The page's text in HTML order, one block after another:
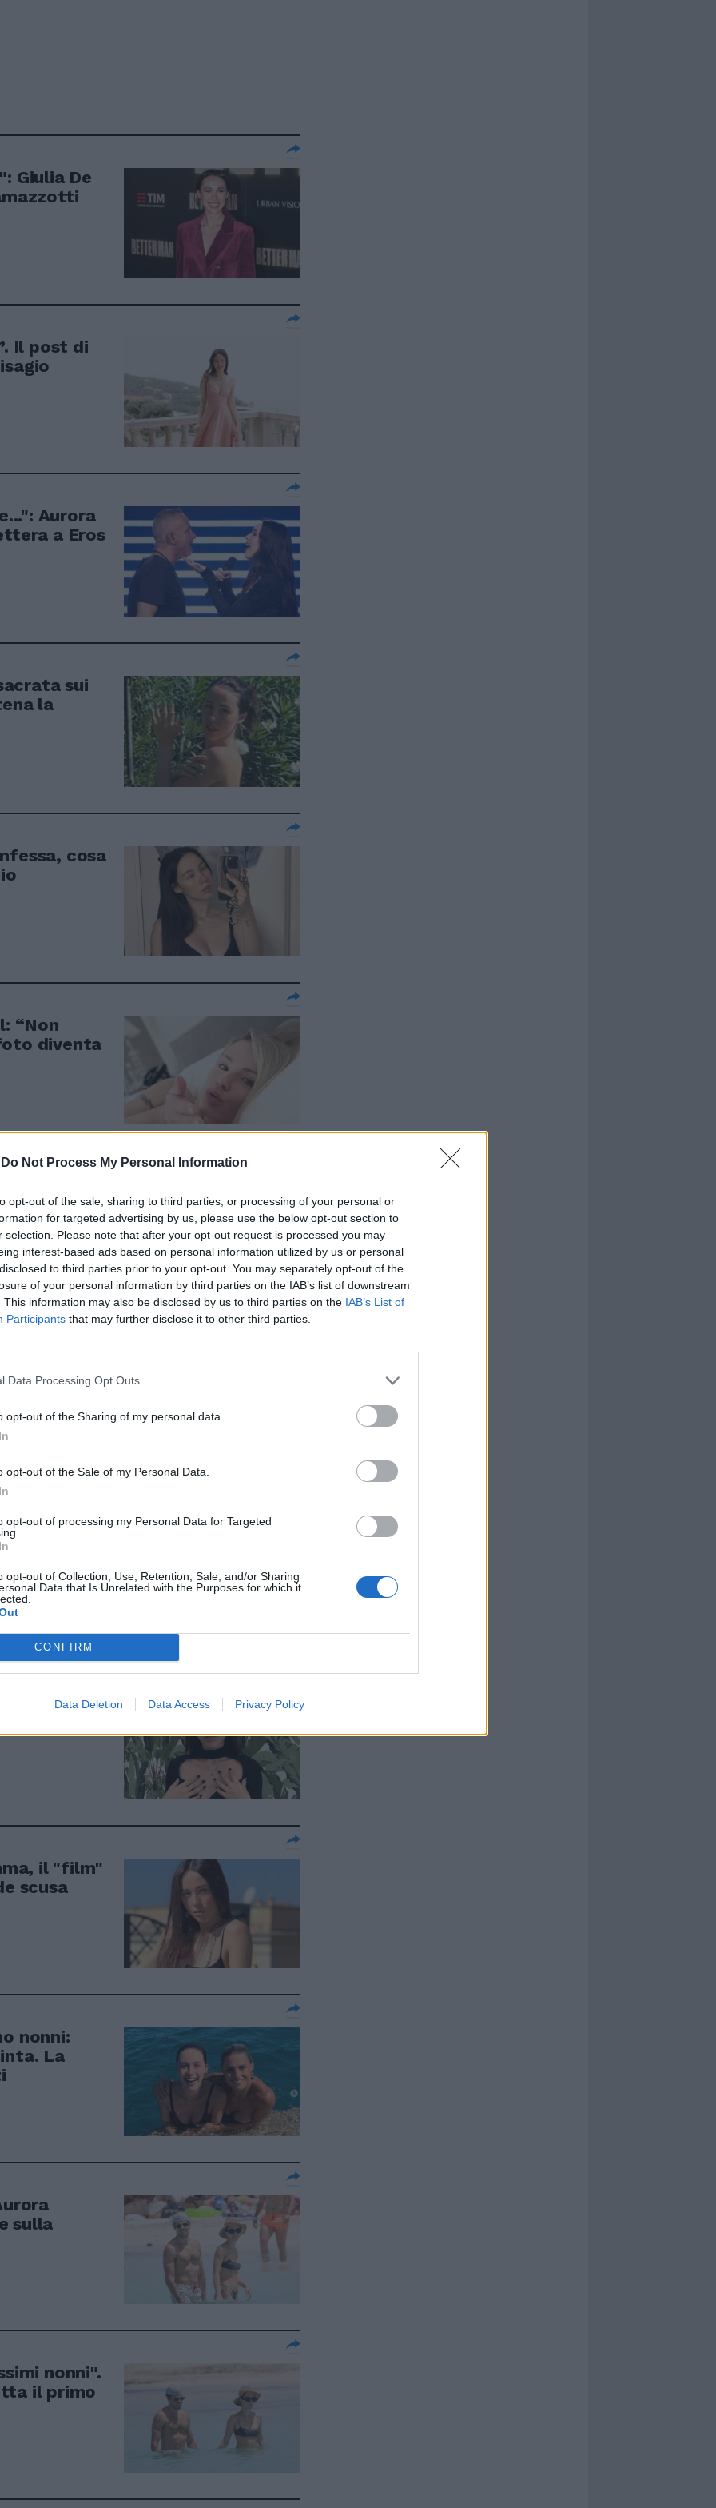
Do Not Process My Personal Information
opt-out of the sale, sharing to third parties, or processing of your personal or
for targeted advertising by us, please use the below opt-out section to
selection. Please note that after your opt-out request is processed you may
interest-based ads based on personal information utilized by us or personal
to third parties prior to your opt-out. You may separately opt-out of the
of your personal information by third parties on the IAB’s list of downstream
This information may also be disclosed by us to third parties on the IAB’s List of
Participants that may further disclose it to other third parties.
Data Processing Opt Outs
opt-out of the Sharing of my personal data.
opt-out of the Sale of my Personal Data.
opt-out of processing my Personal Data for Targeted
opt-out of Collection, Use, Retention, Sale, and/or Sharing
Data that Is Unrelated with the Purposes for which it
CONFIRM
Data Deletion Data Access Privacy Policy
Giulia De
Il post di
Aurora
a Eros
sui
la
cosa
“Non
diventa
Aurora
post
cosa
da
e la
il "film"
scusa
nonni:
La
sulla
nonni".
il primo